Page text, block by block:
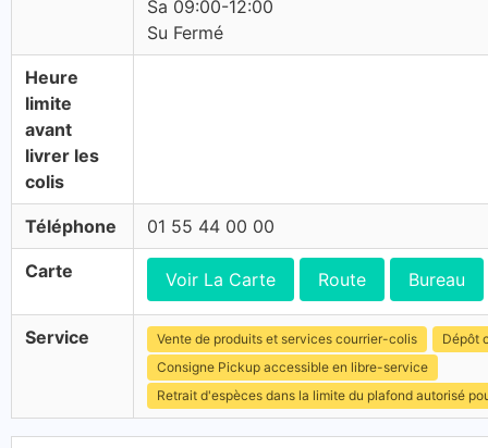
Sa 09:00-12:00
Su Fermé
Heure
limite
avant
livrer les
colis
Téléphone 01 55 44 00 00
Carte Voir La Carte Route Bureau
Service Vente de produits et services courrier-colis
Dépôt
Consigne Pickup accessible en libre-service
Retrait d'espèces dans la limite du plafond autorisé